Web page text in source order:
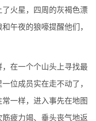
火星，四周的灰褐色漂
午夜的狼嚎提醒他们，
在一个个山头上寻找最
位成员实在走不动了，
一样，进入事先在地图
筋疲力竭、垂头丧气地返